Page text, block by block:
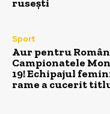
rusești
Sport
Aur pentru
Campionatele
19! Echipajul
rame a cucerit